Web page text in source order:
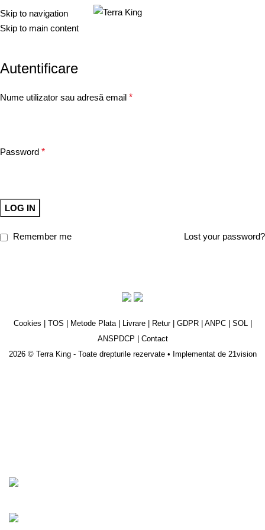
Skip to navigation
Skip to main content
Contul meu
Autentificare
Nume utilizator sau adresă email *
Password *
LOG IN
Lost your password?
Remember me
Cookies TOS Metode Plata| Livrare| Retur| GDPR ANPC SOL
ANSPDCP
Contact
2026 © Terra King - Toate drepturile rezervate • Implementat de 21vision